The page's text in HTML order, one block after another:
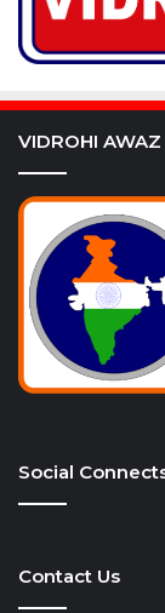
VIDROHI AWAZ
Social
Contact Us